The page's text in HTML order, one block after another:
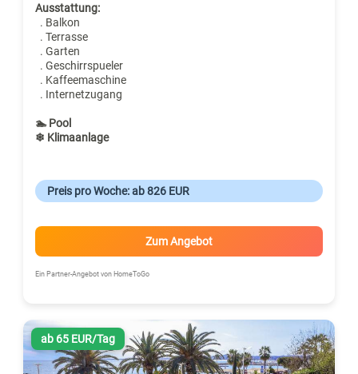
Ausstattung:
. Balkon
. Terrasse
. Garten
. Geschirrspueler
. Kaffeemaschine
. Internetzugang
🏊 Pool
❄ Klimaanlage
Preis pro Woche: ab 826 EUR
Zum Angebot
Ein Partner-Angebot von HomeToGo
ab 65 EUR/Tag